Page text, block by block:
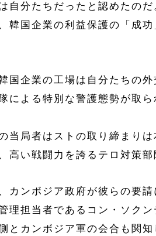
自分たちだったと認めたの
韓国企業の利益保護の「成
国企業の工場は自分たちの
による特別な警護態勢が取
当局者はストの取り締まり
い戦闘力を誇るテロ対策部
カンボジア政府が彼らの要
理担当者であるコン・ソク
とカンボジア軍の会合も関